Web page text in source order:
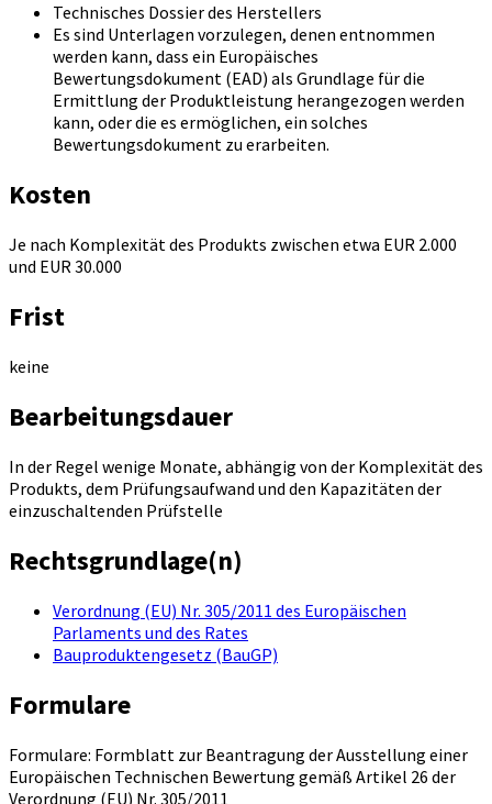
Technisches Dossier des Herstellers
Es sind Unterlagen vorzulegen, denen entnommen
werden kann, dass ein Europäisches
Bewertungsdokument (EAD) als Grundlage für die
Ermittlung der Produktleistung herangezogen werden
kann, oder die es ermöglichen, ein solches
Bewertungsdokument zu erarbeiten.
Kosten
Je nach Komplexität des Produkts zwischen etwa EUR 2.000
und EUR 30.000
Frist
keine
Bearbeitungsdauer
In der Regel wenige Monate, abhängig von der Komplexität des
Produkts, dem Prüfungsaufwand und den Kapazitäten der
einzuschaltenden Prüfstelle
Rechtsgrundlage(n)
Verordnung (EU) Nr. 305/2011 des Europäischen
Parlaments und des Rates
Bauproduktengesetz (BauGP)
Formulare
Formulare: Formblatt zur Beantragung der Ausstellung einer
Europäischen Technischen Bewertung gemäß Artikel 26 der
Verordnung (EU) Nr. 305/2011